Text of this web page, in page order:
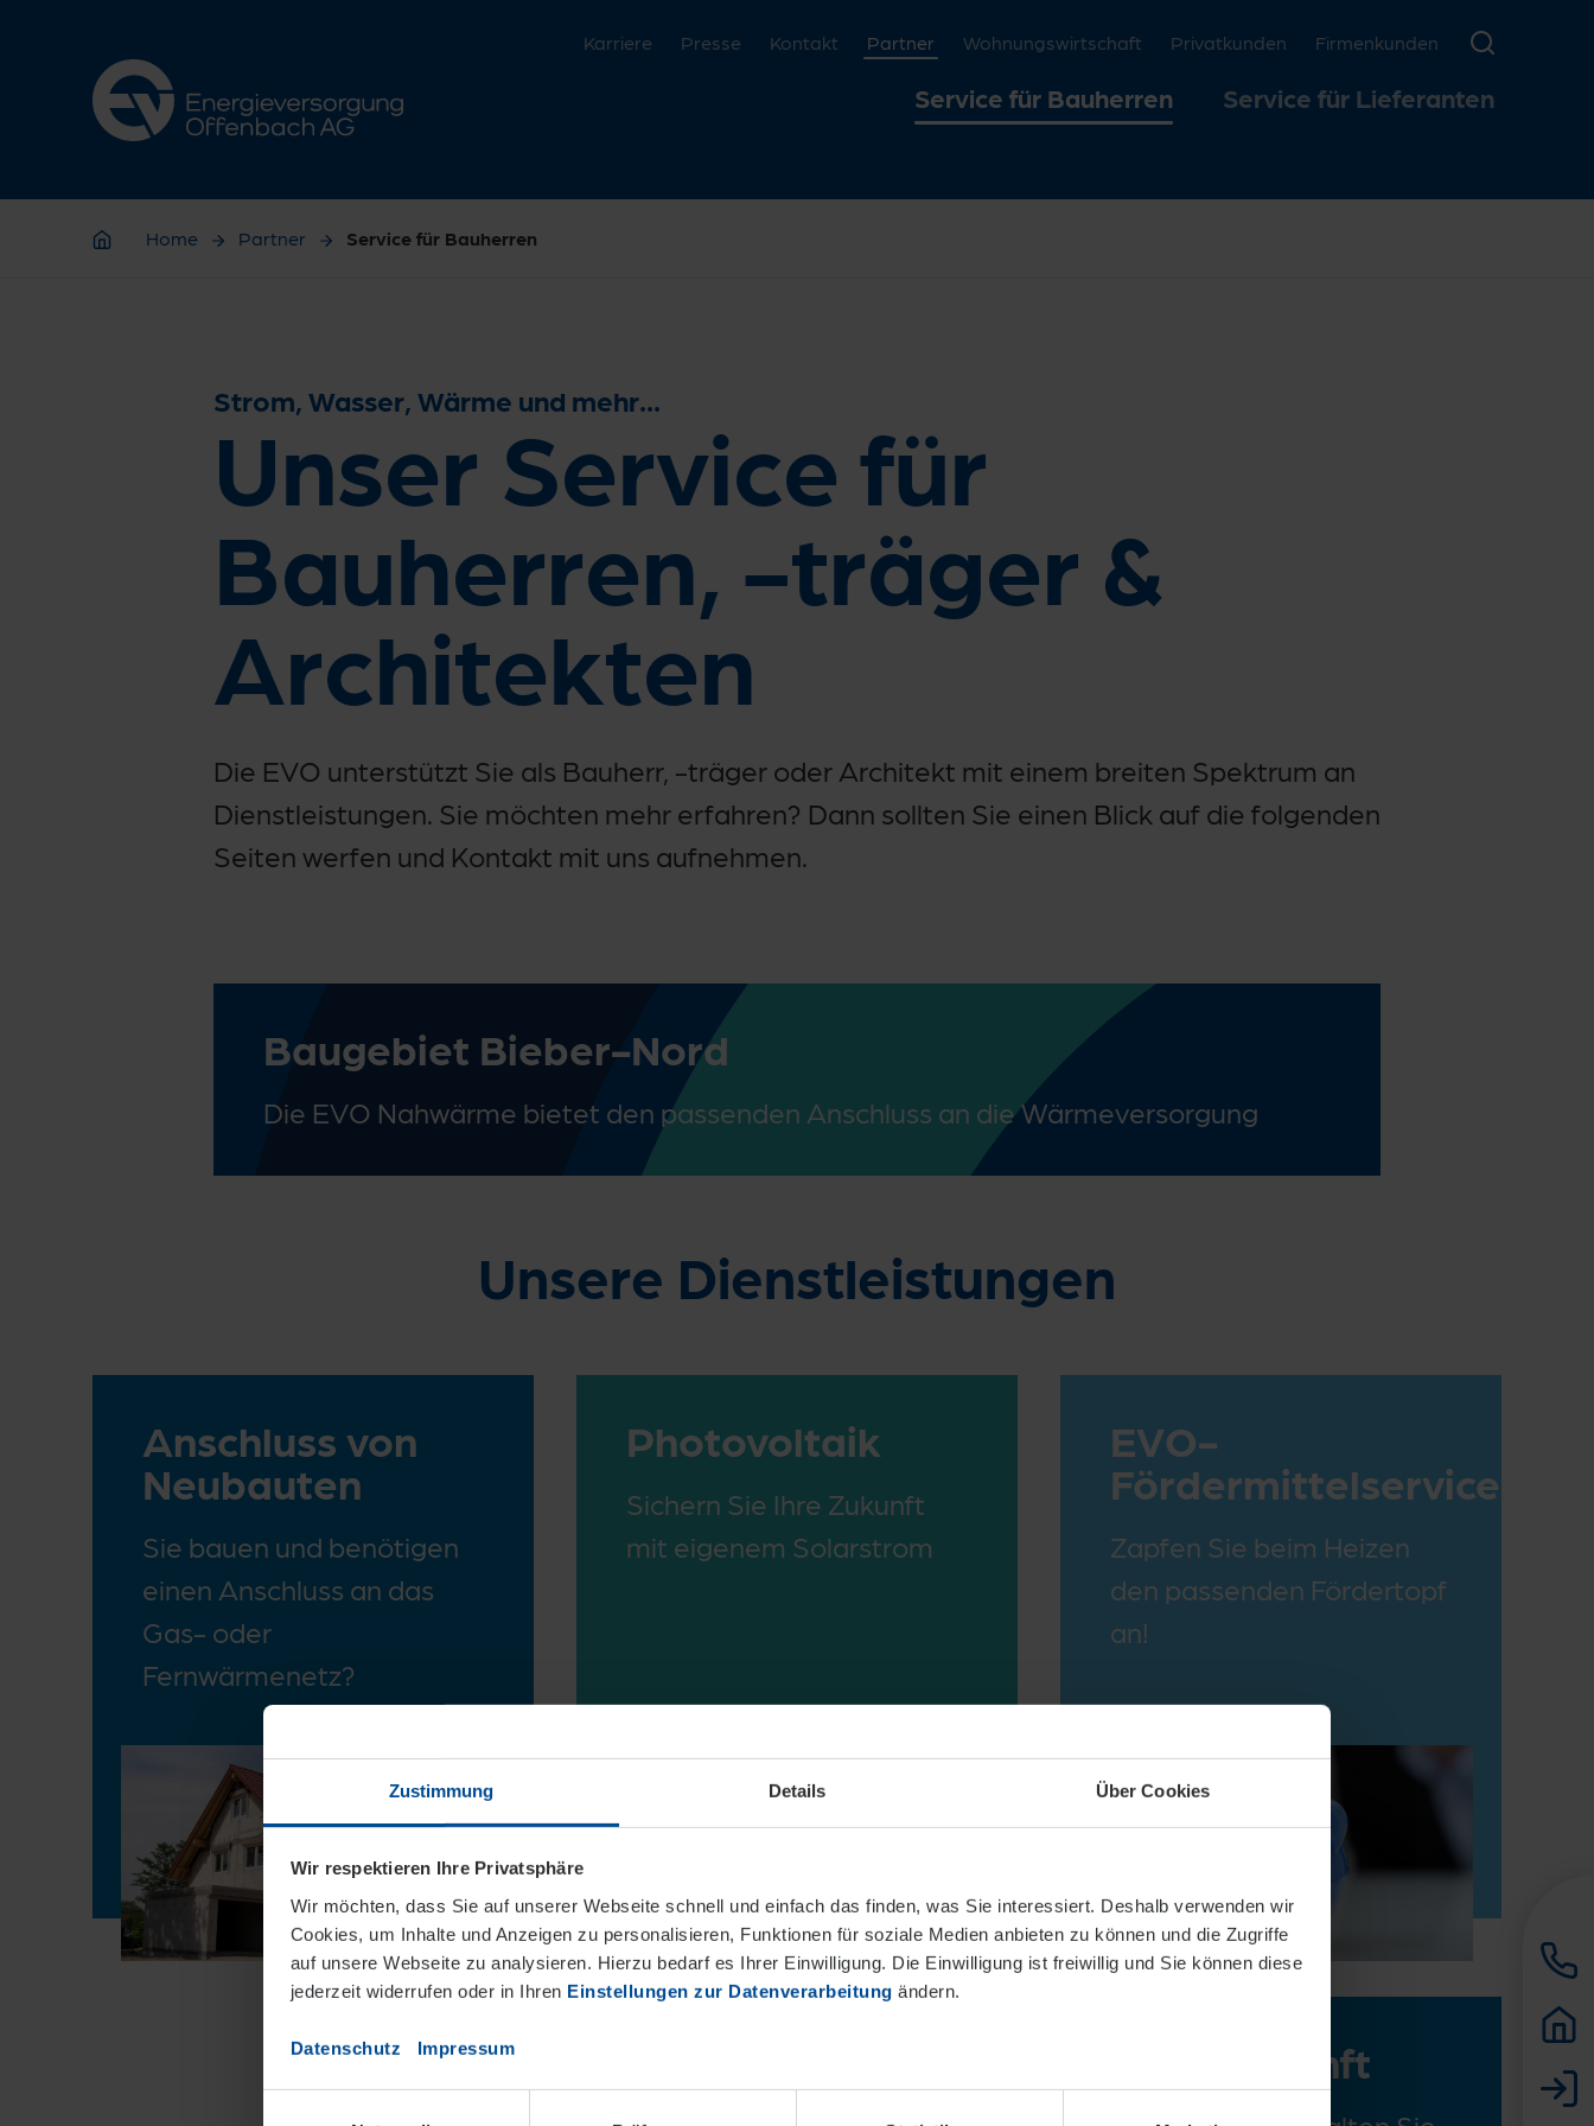
Zustimmung Details Über Cookies
Wir respektieren Ihre Privatsphäre
Wir möchten, dass Sie auf unserer Webseite schnell und einfach das finden, was Sie interessiert. Deshalb verwenden wir
Cookies, um Inhalte und Anzeigen zu personalisieren, Funktionen für soziale Medien anbieten zu können und die Zugriffe
auf unsere Webseite zu analysieren. Hierzu bedarf es Ihrer Einwilligung. Die Einwilligung ist freiwillig und Sie können diese
jederzeit widerrufen oder in Ihren Einstellungen zur Datenverarbeitung ändern.
Datenschutz Impressum
Karriere Presse Kontakt Partner Wohnungswirtschaft Privatkunden Firmenkunden
Service für Bauherren Service für Lieferanten
Home Partner Service für Bauherren
Strom, Wasser, Wärme und mehr...
Unser Service für
Bauherren, -träger &
Architekten
Die EVO unterstützt Sie als Bauherr, -träger oder Architekt mit einem breiten Spektrum an
Dienstleistungen. Sie möchten mehr erfahren? Dann sollten Sie einen Blick auf die folgenden
Seiten werfen und Kontakt mit uns aufnehmen.
Baugebiet Bieber-Nord
Die EVO Nahwärme bietet den passenden Anschluss an die Wärmeversorgung
Unsere Dienstleistungen
Anschluss von
Neubauten
Sie bauen und benötigen
einen Anschluss an das
Gas- oder
Fernwärmenetz?
Photovoltaik
Sichern Sie Ihre Zukunft
mit eigenem Solarstrom
EVO-
Fördermittelservice
Zapfen Sie beim Heizen
den passenden Fördertopf
an!
Planauskunft